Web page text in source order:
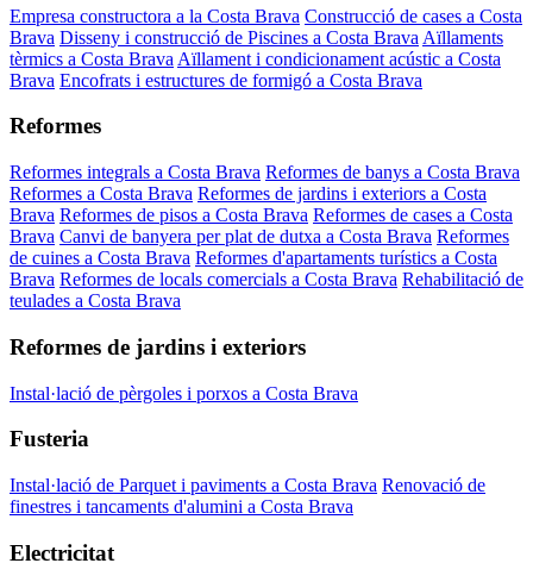
Empresa constructora a la Costa Brava Construcció de cases a Costa
Brava Disseny i construcció de Piscines a Costa Brava Aïllaments
tèrmics a Costa Brava Aïllament i condicionament acústic a Costa
Brava Encofrats i estructures de formigó a Costa Brava
Reformes
Reformes integrals a Costa Brava Reformes de banys a Costa Brava
Reformes a Costa Brava Reformes de jardins i exteriors a Costa
Brava Reformes de pisos a Costa Brava Reformes de cases a Costa
Brava Canvi de banyera per plat de dutxa a Costa Brava Reformes
de cuines a Costa Brava Reformes d'apartaments turístics a Costa
Brava Reformes de locals comercials a Costa Brava Rehabilitació de
teulades a Costa Brava
Reformes de jardins i exteriors
Instal·lació de pèrgoles i porxos a Costa Brava
Fusteria
Instal·lació de Parquet i paviments a Costa Brava Renovació de
finestres i tancaments d'alumini a Costa Brava
Electricitat